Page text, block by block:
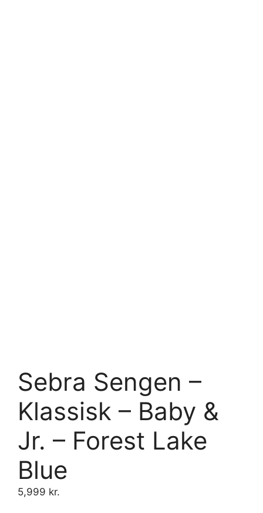
Sebra Sengen –
Klassisk – Baby &
Jr. – Forest Lake
Blue
5,999 kr.